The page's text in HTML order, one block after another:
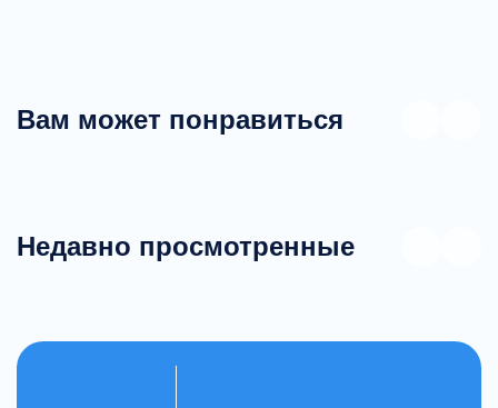
Вам может понравиться
Недавно просмотренные